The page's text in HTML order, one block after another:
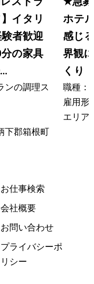
イタリ
者歓迎
の家具
ンの調理ス
下郡箱根町
ホテ
感じ
界観
くり
職種：
雇用形
エリア
お仕事検索
会社概要
お問い合わせ
プライバシーポ
リシー